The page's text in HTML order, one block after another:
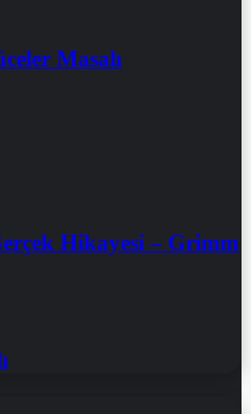
Masalı
Hikayesi – Grimm